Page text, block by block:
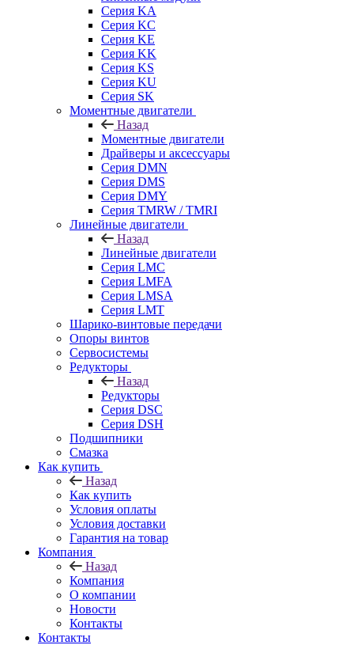
Серия KA
Серия KC
Серия KE
Серия KK
Серия KS
Серия KU
Серия SK
Моментные двигатели
Назад
Моментные двигатели
Драйверы и аксессуары
Серия DMN
Серия DMS
Серия DMY
Серия TMRW / TMRI
Линейные двигатели
Назад
Линейные двигатели
Серия LMC
Серия LMFA
Серия LMSA
Серия LMT
Шарико-винтовые передачи
Опоры винтов
Сервосистемы
Редукторы
Назад
Редукторы
Серия DSC
Серия DSH
Подшипники
Смазка
Как купить
Назад
Как купить
Условия оплаты
Условия доставки
Гарантия на товар
Компания
Назад
Компания
О компании
Новости
Контакты
Контакты